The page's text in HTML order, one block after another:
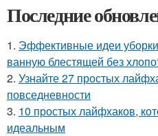
Последние
1. Эффективные идеи
ванную блестящей без
2. Узнайте 27 простых
повседневности
3. 10 простых лайфхаков,
идеальным